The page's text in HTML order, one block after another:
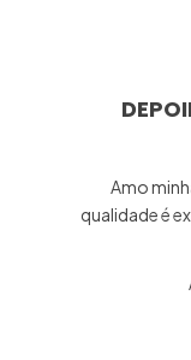
Amo
qualidade é